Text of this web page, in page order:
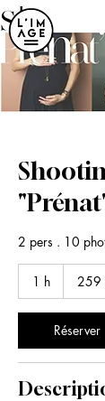
ME
NU
2 pers . 10
1 h
euros259
Réserver